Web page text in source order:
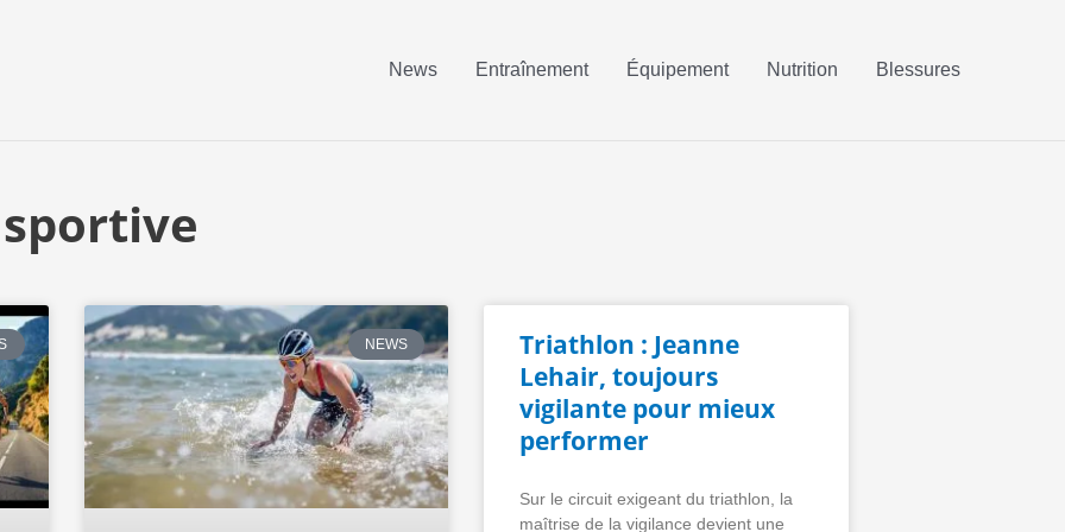
News Entraînement Équipement Nutrition Blessures
NEWS
Triathlon : Jeanne
Lehair, toujours
vigilante pour mieux
performer
Sur le circuit exigeant du triathlon, la
maîtrise de la vigilance devient une